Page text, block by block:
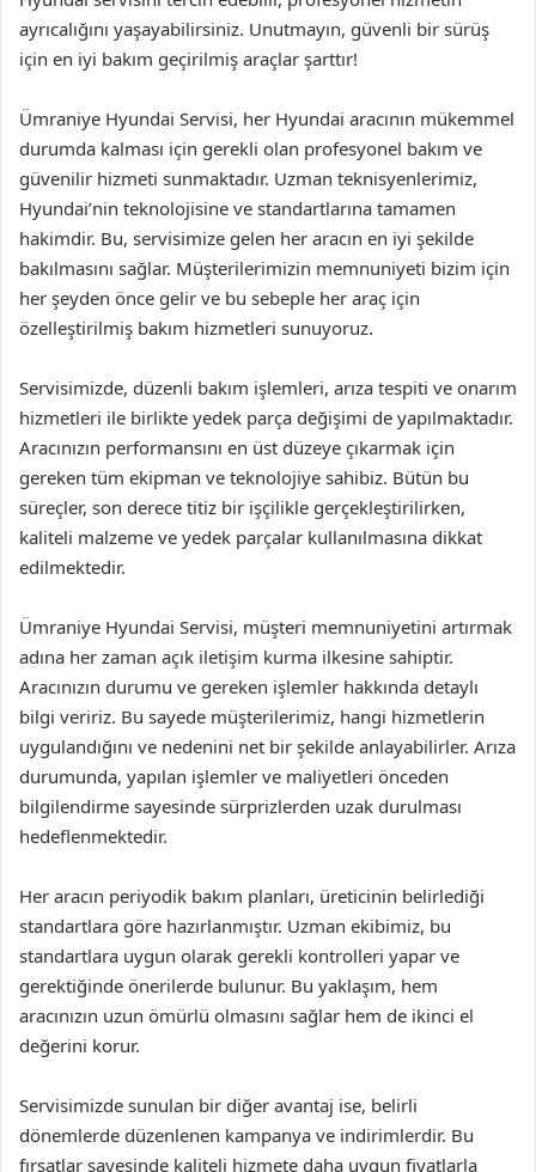
ayrıcalığını yaşayabilirsiniz. Unutmayın, güvenli bir sürüş
için en iyi bakım geçirilmiş araçlar şarttır!
Ümraniye Hyundai Servisi, her Hyundai aracının mükemmel
durumda kalması için gerekli olan profesyonel bakım ve
güvenilir hizmeti sunmaktadır. Uzman teknisyenlerimiz,
Hyundai’nin teknolojisine ve standartlarına tamamen
hakimdir. Bu, servisimize gelen her aracın en iyi şekilde
bakılmasını sağlar. Müşterilerimizin memnuniyeti bizim için
her şeyden önce gelir ve bu sebeple her araç için
özelleştirilmiş bakım hizmetleri sunuyoruz.
Servisimizde, düzenli bakım işlemleri, arıza tespiti ve onarım
hizmetleri ile birlikte yedek parça değişimi de yapılmaktadır.
Aracınızın performansını en üst düzeye çıkarmak için
gereken tüm ekipman ve teknolojiye sahibiz. Bütün bu
süreçler, son derece titiz bir işçilikle gerçekleştirilirken,
kaliteli malzeme ve yedek parçalar kullanılmasına dikkat
edilmektedir.
Ümraniye Hyundai Servisi, müşteri memnuniyetini artırmak
adına her zaman açık iletişim kurma ilkesine sahiptir.
Aracınızın durumu ve gereken işlemler hakkında detaylı
bilgi veririz. Bu sayede müşterilerimiz, hangi hizmetlerin
uygulandığını ve nedenini net bir şekilde anlayabilirler. Arıza
durumunda, yapılan işlemler ve maliyetleri önceden
bilgilendirme sayesinde sürprizlerden uzak durulması
hedeflenmektedir.
Her aracın periyodik bakım planları, üreticinin belirlediği
standartlara göre hazırlanmıştır. Uzman ekibimiz, bu
standartlara uygun olarak gerekli kontrolleri yapar ve
gerektiğinde önerilerde bulunur. Bu yaklaşım, hem
aracınızın uzun ömürlü olmasını sağlar hem de ikinci el
değerini korur.
Servisimizde sunulan bir diğer avantaj ise, belirli
dönemlerde düzenlenen kampanya ve indirimlerdir. Bu
fırsatlar sayesinde kaliteli hizmete daha uygun fiyatlarla